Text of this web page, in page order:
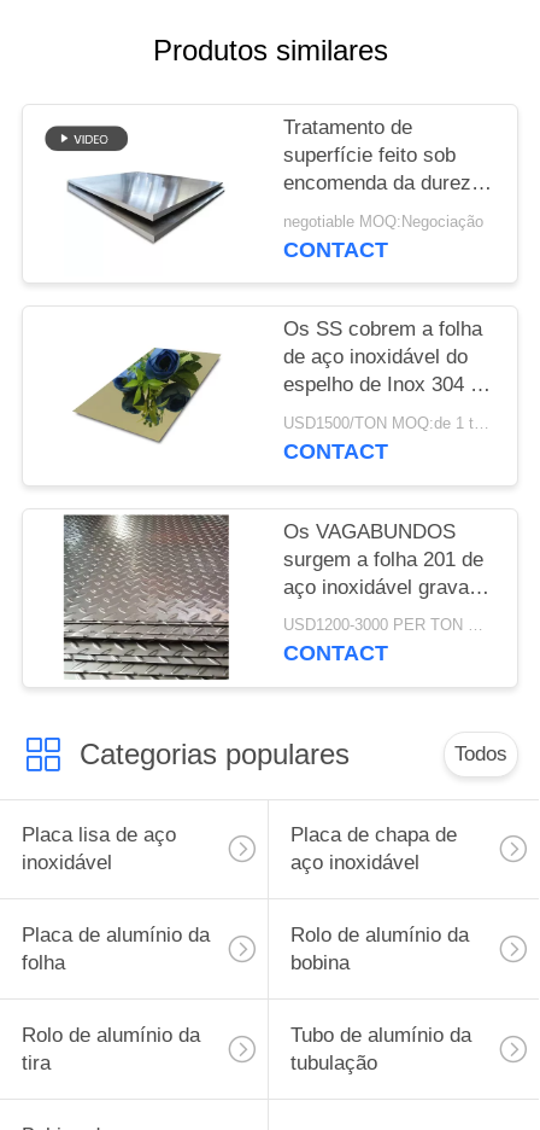
DO
SITE
PRIVACY
Produtos similares
Tratamento de
superfície feito sob
encomenda da dureza
alta segura de aço
inoxidável estrutural do
negotiable MOQ:Negociação
CONTACT
Os SS cobrem a folha
de aço inoxidável do
espelho de Inox 304 do
preto 201 do ouro para
a decoração exterior
USD1500/TON MOQ:de 1 toneladas
CONTACT
Os VAGABUNDOS
surgem a folha 201 de
aço inoxidável gravada
3mm
USD1200-3000 PER TON MOQ:de 1 toneladas
CONTACT
Categorias populares Todos
Placa lisa de aço
inoxidável
Placa de chapa de
aço inoxidável
Placa de alumínio da
folha
Rolo de alumínio da
bobina
Rolo de alumínio da
tira
Tubo de alumínio da
tubulação